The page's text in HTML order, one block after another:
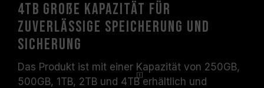
4TB große Kapazität für
zuverlässige Speicherung und
Sicherung
Das Produkt ist mit einer Kapazität von 250GB,
500GB, 1TB, 2TB und 4TBerhältlich und